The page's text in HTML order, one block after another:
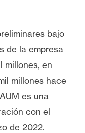
bajo
de la empresa
millones, en
millones hace
es una
con el
de 2022.